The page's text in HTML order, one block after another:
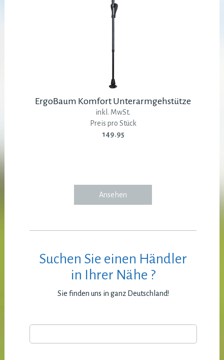
ErgoBaum Komfort Unterarmgehstütze
inkl. MwSt.
Preis pro Stück
149.95
Ansehen
Suchen Sie einen Händler
in Ihrer Nähe ?
Sie finden uns in ganz Deutschland!